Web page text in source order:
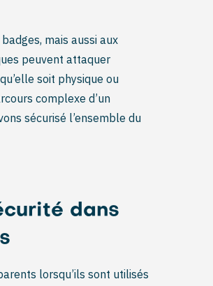
mais aussi aux
peuvent attaquer
soit physique ou
complexe d’un
sécurisé l’ensemble du
dans
lorsqu’ils sont utilisés